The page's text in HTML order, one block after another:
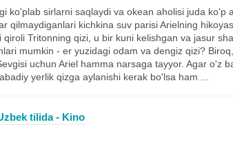
ko'plab sirlarni saqlaydi va okean aholisi juda ko'p
qilmaydiganlari kichkina suv parisi Arielning
Tritonning qizi, u bir kuni kelishgan va jasur
mumkin - er yuzidagi odam va dengiz qizi?
uchun Ariel hamma narsaga tayyor. Agar o'z
yerlik qizga aylanishi kerak bo'lsa ham ...
tilida - Kino